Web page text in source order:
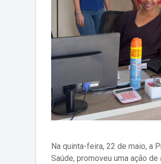
Na quinta-feira, 22 de maio, a
Saúde, promoveu uma ação